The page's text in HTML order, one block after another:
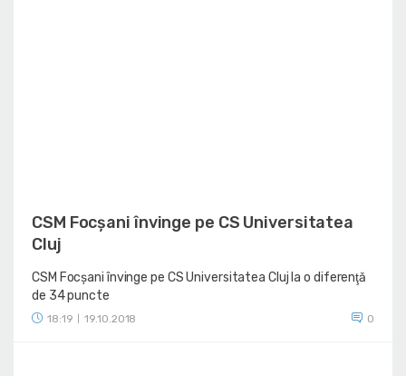
CSM Focșani învinge pe CS Universitatea
Cluj
CSM Focșani învinge pe CS Universitatea Cluj la o diferenţă
de 34 puncte
18:19 19.10.2018 0